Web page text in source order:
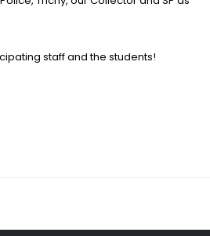
staff and the students!